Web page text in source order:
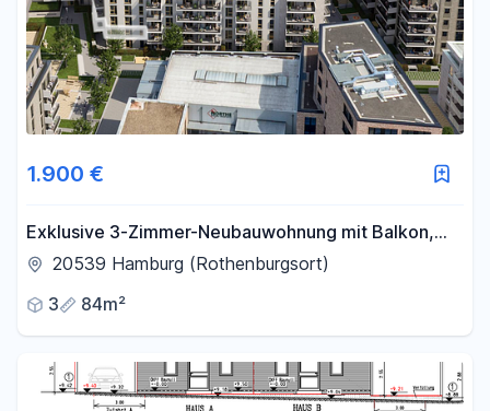
1.900 €
Exklusive 3-Zimmer-Neubauwohnung mit Balkon,
EBK & Tiefgarage in Hamburg-Rothenburgsort
20539 Hamburg (Rothenburgsort)
3
84m²